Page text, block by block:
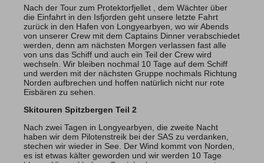
Nach der Tour zum Protektorfjellet , dem Wächter über
die Einfahrt in den Isfjorden geht unsere letzte Fahrt
zurück in den Hafen von Longyearbyen, wo wir Abends
von unserer Crew mit dem Captains Dinner verabschiedet
werden, denn am nächsten Morgen verlassen fast alle
von uns das Schiff und auch ein Teil der Crew wird
wechseln. Wir bleiben nochmal 10 Tage auf dem Schiff
und werden mit der nächsten Gruppe nochmals Richtung
Norden aufbrechen und hoffen natürlich nicht nur rote
Eisbären zu sehen.
Skitouren Spitzbergen Teil 2
Nach zwei Tagen in Longyearbyen, die zweite Nacht
haben wir dem Pilotenstreik bei der SAS zu verdanken,
stechen wir wieder in See. Der Wind kommt von Norden,
es ist etwas kälter geworden und wir werden 10 Tage